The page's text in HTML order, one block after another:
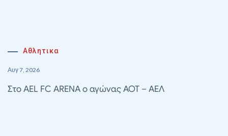
Αθλητικα
Αυγ 7, 2026
Στο AEL FC ARENA ο αγώνας ΑΟΤ – ΑΕΛ